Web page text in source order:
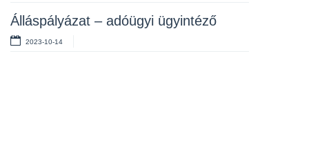
Álláspályázat – adóügyi ügyintéző
2023-10-14
2023-02-21